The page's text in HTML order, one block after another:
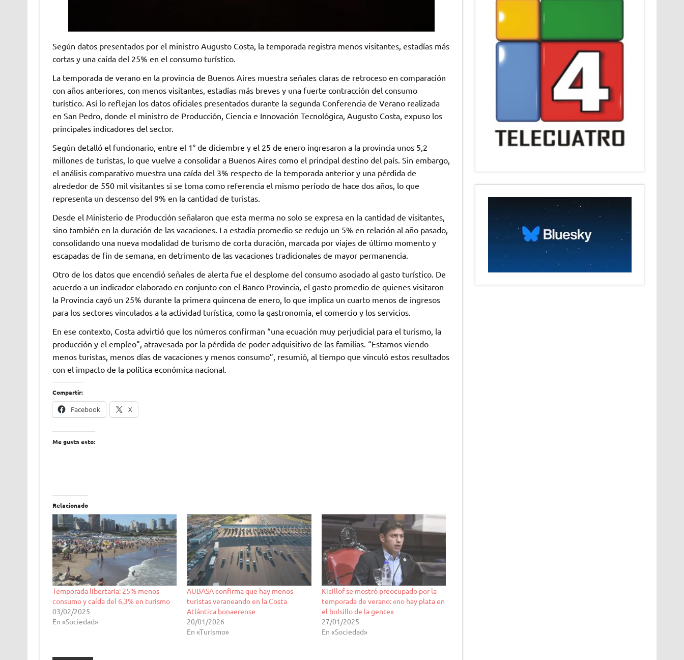
Según datos presentados por el ministro Augusto Costa, la temporada registra menos visitantes, estadías más
cortas y una caída del 25% en el consumo turístico.
La temporada de verano en la provincia de Buenos Aires muestra señales claras de retroceso en comparación
con años anteriores, con menos visitantes, estadías más breves y una fuerte contracción del consumo
turístico. Así lo reflejan los datos oficiales presentados durante la segunda Conferencia de Verano realizada
en San Pedro, donde el ministro de Producción, Ciencia e Innovación Tecnológica, Augusto Costa, expuso los
principales indicadores del sector.
Según detalló el funcionario, entre el 1° de diciembre y el 25 de enero ingresaron a la provincia unos 5,2
millones de turistas, lo que vuelve a consolidar a Buenos Aires como el principal destino del país. Sin embargo,
el análisis comparativo muestra una caída del 3% respecto de la temporada anterior y una pérdida de
alrededor de 550 mil visitantes si se toma como referencia el mismo período de hace dos años, lo que
representa un descenso del 9% en la cantidad de turistas.
Desde el Ministerio de Producción señalaron que esta merma no solo se expresa en la cantidad de visitantes,
sino también en la duración de las vacaciones. La estadía promedio se redujo un 5% en relación al año pasado,
consolidando una nueva modalidad de turismo de corta duración, marcada por viajes de último momento y
escapadas de fin de semana, en detrimento de las vacaciones tradicionales de mayor permanencia.
Otro de los datos que encendió señales de alerta fue el desplome del consumo asociado al gasto turístico. De
acuerdo a un indicador elaborado en conjunto con el Banco Provincia, el gasto promedio de quienes visitaron
la Provincia cayó un 25% durante la primera quincena de enero, lo que implica un cuarto menos de ingresos
para los sectores vinculados a la actividad turística, como la gastronomía, el comercio y los servicios.
En ese contexto, Costa advirtió que los números confirman “una ecuación muy perjudicial para el turismo, la
producción y el empleo”, atravesada por la pérdida de poder adquisitivo de las familias. “Estamos viendo
menos turistas, menos días de vacaciones y menos consumo”, resumió, al tiempo que vinculó estos resultados
con el impacto de la política económica nacional.
Compartir:
Facebook X
Me gusta esto:
Relacionado
Temporada libertaria: 25% menos
consumo y caída del 6,3% en turismo
03/02/2025
En «Sociedad»
AUBASA confirma que hay menos
turistas veraneando en la Costa
Atlántica bonaerense
20/01/2026
En «Turismo»
Kicillof se mostró preocupado por la
temporada de verano: «no hay plata en
el bolsillo de la gente»
27/01/2025
En «Sociedad»